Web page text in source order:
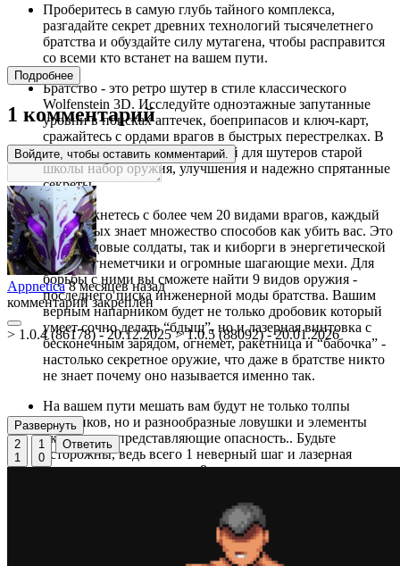
Проберитесь в самую глубь тайного комплекса,
разгадайте секрет древних технологий тысячелетнего
братства и обуздайте силу мутагена, чтобы расправится
со всеми кто встанет на вашем пути.
Братство - это ретро шутер в стиле классического
Wolfenstein 3D. Исследуйте одноэтажные запутанные
уровни в поисках аптечек, боеприпасов и ключ-карт,
сражайтесь с ордами врагов в быстрых перестрелках. В
бою вам поможет классический для шутеров старой
школы набор оружия, улучшения и надежно спрятанные
секреты.
Вы столкнетесь с более чем 20 видами врагов, каждый
из которых знает множество способов как убить вас. Это
как и рядовые солдаты, так и киборги в энергетической
броне, огнеметчики и огромные шагающие мехи. Для
борьбы с ними вы сможете найти 9 видов оружия -
последнего писка инженерной моды братства. Вашим
верным напарником будет не только дробовик который
умеет сочно делать “бдыщ”, но и лазерная винтовка с
бесконечным зарядом, огнемет, ракетница и “бабочка” -
настолько секретное оружие, что даже в братстве никто
не знает почему оно называется именно так.
На вашем пути мешать вам будут не только толпы
фанатиков, но и разнообразные ловушки и элементы
окружения, представляющие опасность.. Будьте
осторожны, ведь всего 1 неверный шаг и лазерная
преграда разрежет вас на 8 кусочков.
Перед вами 6 актов состоящих из 24 огромных и
запутанных уровней. Выберитесь из тюрьмы,
пробравшись через секретную лабораторию, песчаные
дюны и древний замок, таящий в себе тысячелетнюю
Подробнее
1 комментарий
Войдите, чтобы оставить комментарий.
Appnetica 8 месяцев назад
комментарий закреплён
> 1.0.4 (86178) - 20.12.2025 > 1.0.5 (88092) - 20.01.2026
Развернуть
2
1
1
0
Ответить